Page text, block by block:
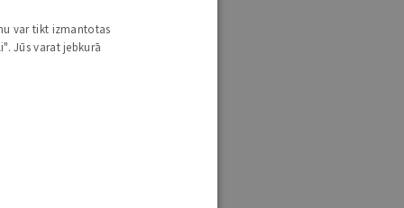
var tikt izmantotas
Jūs varat jebkurā